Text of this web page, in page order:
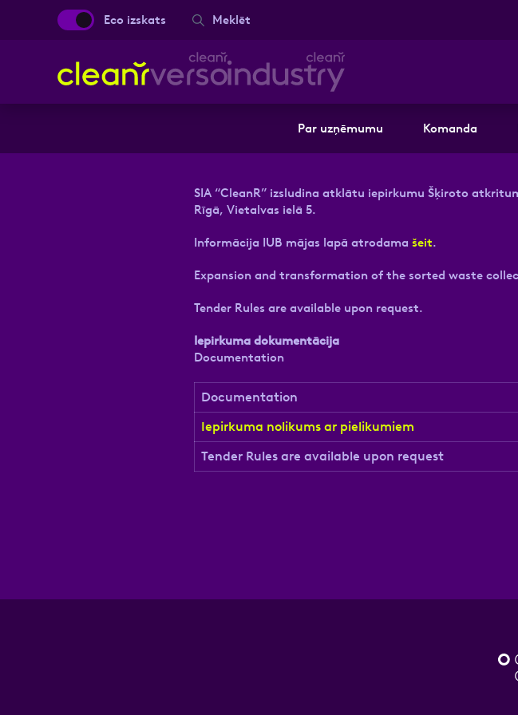
Eco izskats Meklēt
Par uzņēmumu Komanda
SIA “CleanR” izsludina atklātu iepirkumu Šķiroto
Rīgā, Vietalvas ielā 5.
Informācija IUB mājas lapā atrodama šeit.
Expansion and transformation of the sorted waste
Tender Rules are available upon request.
Iepirkuma dokumentācija
Documentation
Documentation
Iepirkuma nolikums ar pielikumiem
Tender Rules are available upon request
Aizpildi pieteikuma
Atzīmējiet, ka piekrītat personas datu apstrādei.